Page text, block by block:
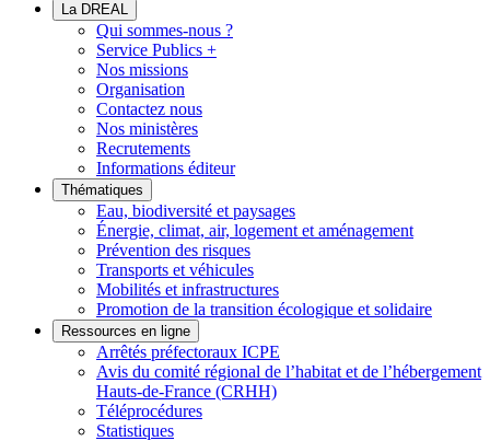
La DREAL
Qui sommes-nous ?
Service Publics +
Nos missions
Organisation
Contactez nous
Nos ministères
Recrutements
Informations éditeur
Thématiques
Eau, biodiversité et paysages
Énergie, climat, air, logement et aménagement
Prévention des risques
Transports et véhicules
Mobilités et infrastructures
Promotion de la transition écologique et solidaire
Ressources en ligne
Arrêtés préfectoraux ICPE
Avis du comité régional de l’habitat et de l’hébergement
Hauts-de-France (CRHH)
Téléprocédures
Statistiques